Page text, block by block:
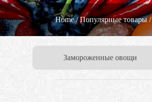
Home/Популярные товары/
Замороженные овощи